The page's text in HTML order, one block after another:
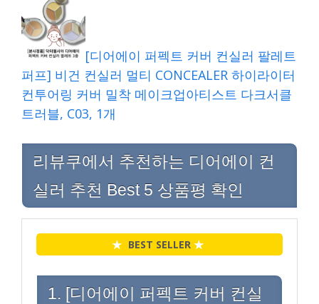
[디어에이 퍼펙트 커버 컨실러 팔레트
퍼프] 비건 컨실러 멀티 CONCEALER 하이라이터
컨투어링 커버 밀착 메이크업아티스트 다크서클
트러블, C03, 1개
리뷰쿠에서 추천하는 디어에이 컨
실러 추천 Best 5 상품평 확인
★ BEST SELLER ★
1. [디어에이 퍼펙트 커버 컨실